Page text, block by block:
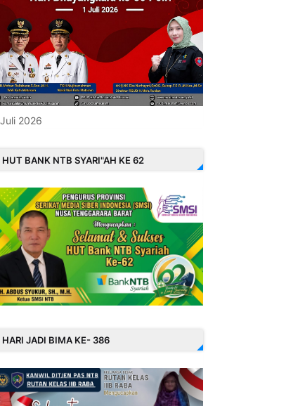
2026
HUT BANK NTB SYARI"AH KE 62
HARI JADI BIMA KE- 386